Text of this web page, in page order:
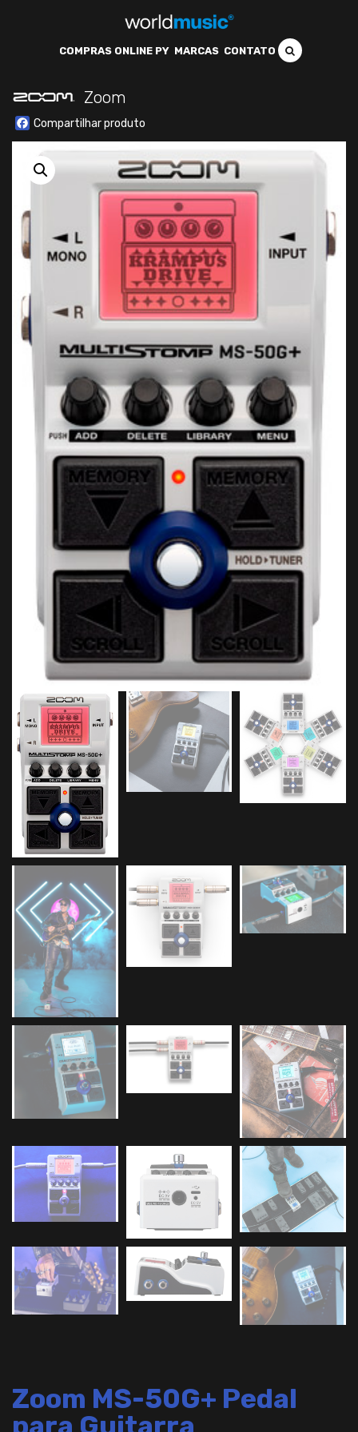
COMPRAS ONLINE PY MARCAS CONTATO
Zoom
Facebook
Zoom MS-50G+ Pedal